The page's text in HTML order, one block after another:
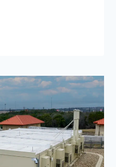
ÚLTIMA GENERACIÓN DE OJA